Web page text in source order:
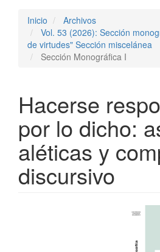
Inicio
Archivos
Vol. 53 (2026): Sección
de virtudes" Sección miscelánea
Sección Monográfica I
Hacerse
por lo dicho:
aléticas y
discursivo